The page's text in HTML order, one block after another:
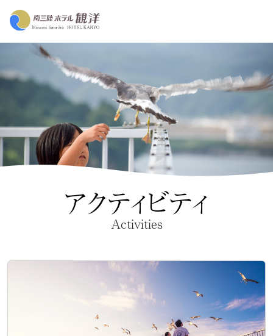
アクティビティ
Activities